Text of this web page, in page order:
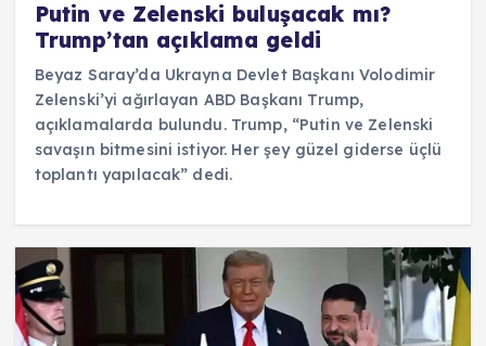
Putin ve Zelenski buluşacak mı?
Trump’tan açıklama geldi
Beyaz Saray’da Ukrayna Devlet Başkanı Volodimir
Zelenski’yi ağırlayan ABD Başkanı Trump,
açıklamalarda bulundu. Trump, “Putin ve Zelenski
savaşın bitmesini istiyor. Her şey güzel giderse üçlü
toplantı yapılacak” dedi.